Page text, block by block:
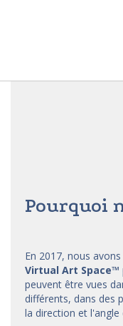
Pourquoi
En 2017, nous
Virtual Art Space™
peuvent être vues
différents, dans des
la direction et l'angle